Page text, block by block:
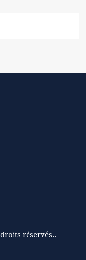
réservés..